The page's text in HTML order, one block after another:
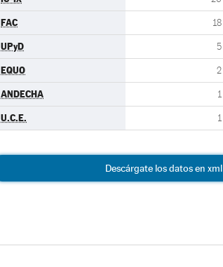
FAC 18
UPyD 5
EQUO 2
ANDECHA 1
U.C.E. 1
Descárgate los datos en xml